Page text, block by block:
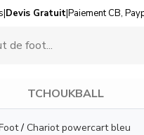
|Devis Gratuit|Paiement CB,
TCHOUKBALL
/ Chariot powercart bleu